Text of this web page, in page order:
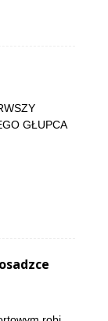
GŁUPCA